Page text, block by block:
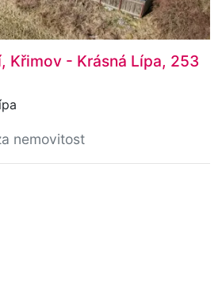
Křimov - Krásná Lípa, 253
nemovitost